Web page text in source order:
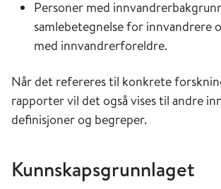
Personer med
samlebetegnelse for innvandrere
med innvandrerforeldre.
Når det refereres til konkrete
rapporter vil det også vises til andre
definisjoner og begreper.
Kunnskapsgrunnlaget